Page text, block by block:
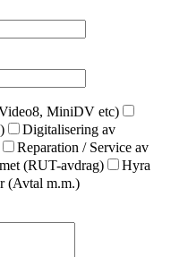
MiniDV etc)
Digitalisering av
Reparation / Service av
(RUT-avdrag)
Hyra
(Avtal m.m.)